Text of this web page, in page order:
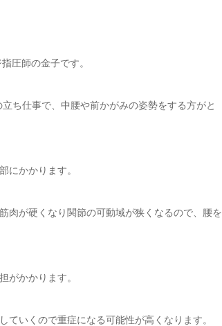
圧師の金子です。
ち仕事で、中腰や前かがみの姿勢をする方がと
にかかります。
肉が硬くなり関節の可動域が狭くなるので、腰を
がかかります。
いくので重症になる可能性が高くなります。